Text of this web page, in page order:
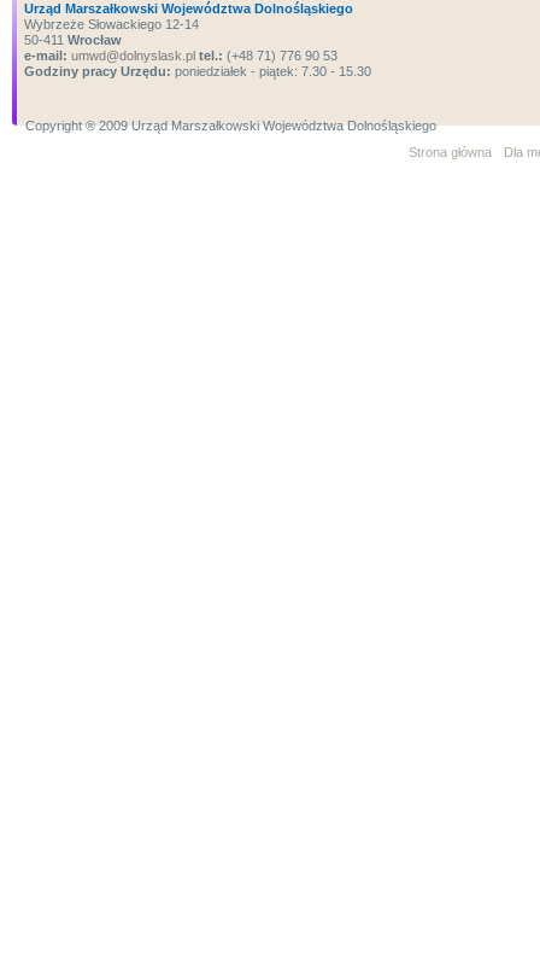
Urząd Marszałkowski Województwa Dolnośląskiego
Wybrzeże Słowackiego 12-14
50-411 Wrocław
e-mail: umwd@dolnyslask.pl tel.: (+48 71) 776 90 53
Godziny pracy Urzędu: poniedziałek - piątek: 7.30 - 15.30
Copyright ® 2009 Urząd Marszałkowski Województwa Dolnośląskiego
Strona główna
Dla